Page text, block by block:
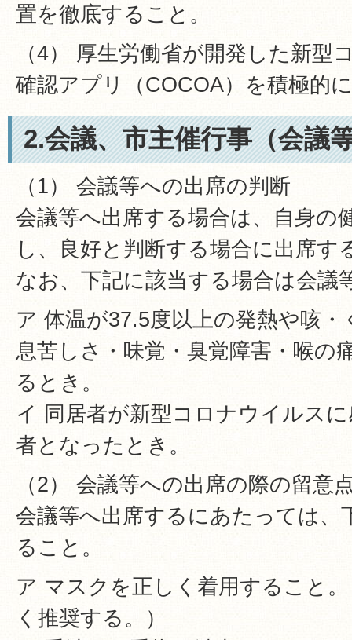
置を徹底すること。
（4） 厚生労働省が開発した新型
確認アプリ（COCOA）を積極的
2.会議、市主催行事（会議
（1） 会議等への出席の判断
会議等へ出席する場合は、自身の
し、良好と判断する場合に出席す
なお、下記に該当する場合は会議
ア 体温が37.5度以上の発熱や咳
息苦しさ・味覚・臭覚障害・喉の
るとき。
イ 同居者が新型コロナウイルス
者となったとき。
（2） 会議等への出席の際の留意
会議等へ出席するにあたっては、
ること。
ア マスクを正しく着用すること
く推奨する。）